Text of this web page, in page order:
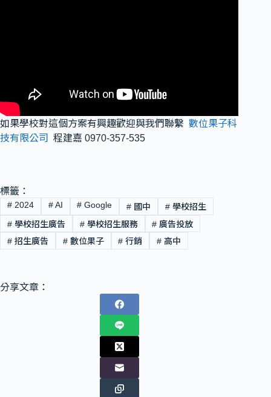
如果學校對這個方案有興趣歡迎與我們聯繫 數位果子科
技有限公司
程建嘉 0970-357-535
標籤：
#2024 #AI # Google # 國中 # 學校招生
#學校招生廣告 #學校招生服務 # 廣告投放
#招生廣告 #數位果子 # 行銷 # 高中
分享文章：